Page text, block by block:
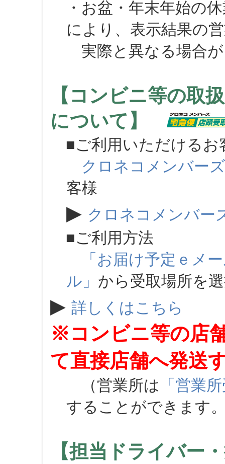
・お盆・年末年始の
により、表示結果の
実際と異なる場合が
【コンビニ等の取
について】
■ご利用いただけるお
クロネコメンバーズ
客様
▶ クロネコメンバー
■ご利用方法
「お届け予定ｅメ
ル」 から受取場所を
▶ 詳しくはこちら
※コンビニ等の店
て直接店舗へ発送
（営業所は 「営業
することができます
【担当ドライバー